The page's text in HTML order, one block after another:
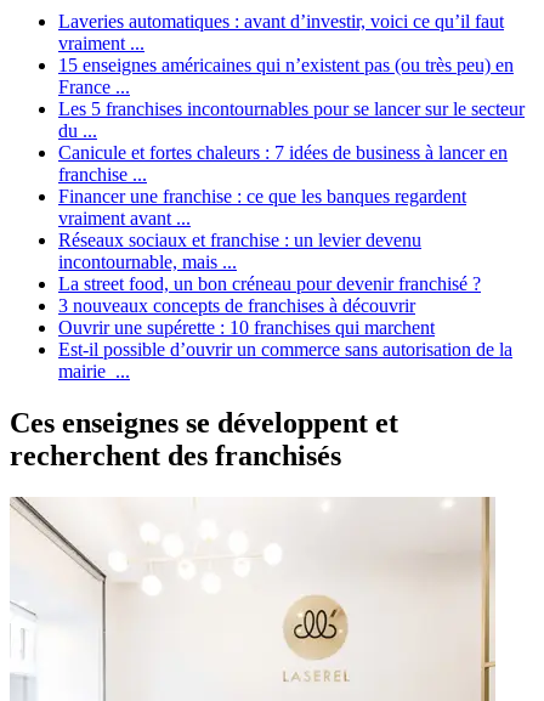
Laveries automatiques : avant d’investir, voici ce qu’il faut
vraiment ...
15 enseignes américaines qui n’existent pas (ou très peu) en
France ...
Les 5 franchises incontournables pour se lancer sur le secteur
du ...
Canicule et fortes chaleurs : 7 idées de business à lancer en
franchise ...
Financer une franchise : ce que les banques regardent
vraiment avant ...
Réseaux sociaux et franchise : un levier devenu
incontournable, mais ...
La street food, un bon créneau pour devenir franchisé ?
3 nouveaux concepts de franchises à découvrir
Ouvrir une supérette : 10 franchises qui marchent
Est-il possible d’ouvrir un commerce sans autorisation de la
mairie ...
Ces enseignes se développent et
recherchent des franchisés